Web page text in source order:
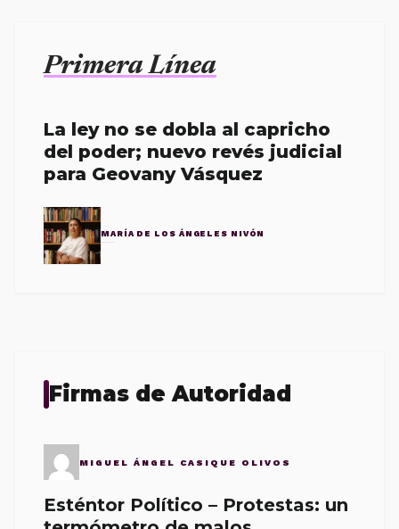
Primera Línea
La ley no se dobla al capricho
del poder; nuevo revés judicial
para Geovany Vásquez
MARÍA DE LOS ÁNGELES NIVÓN
Firmas de Autoridad
MIGUEL ÁNGEL CASIQUE OLIVOS
Esténtor Político – Protestas: un